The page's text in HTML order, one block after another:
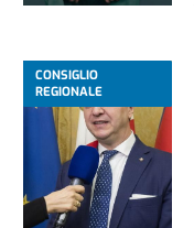
CONSIGLIO
REGIONALE